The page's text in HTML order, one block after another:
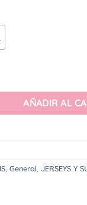
AÑADIR AL
General JERSEYS Y